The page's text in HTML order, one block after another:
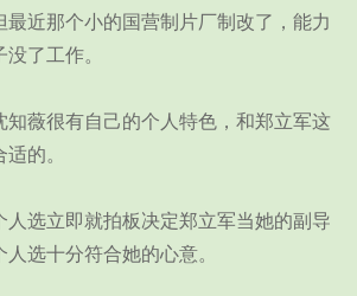
最近那个小的国营制片厂制改了，能力
了工作。
薇很有自己的个人特色，和郑立军这
的。
选立即就拍板决定郑立军当她的副导
选十分符合她的心意。